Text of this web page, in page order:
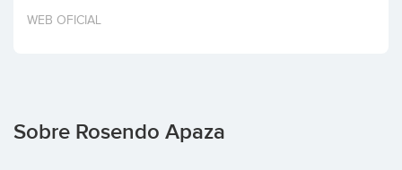
Invertir
WEB OFICIAL
Sobre Rosendo Apaza